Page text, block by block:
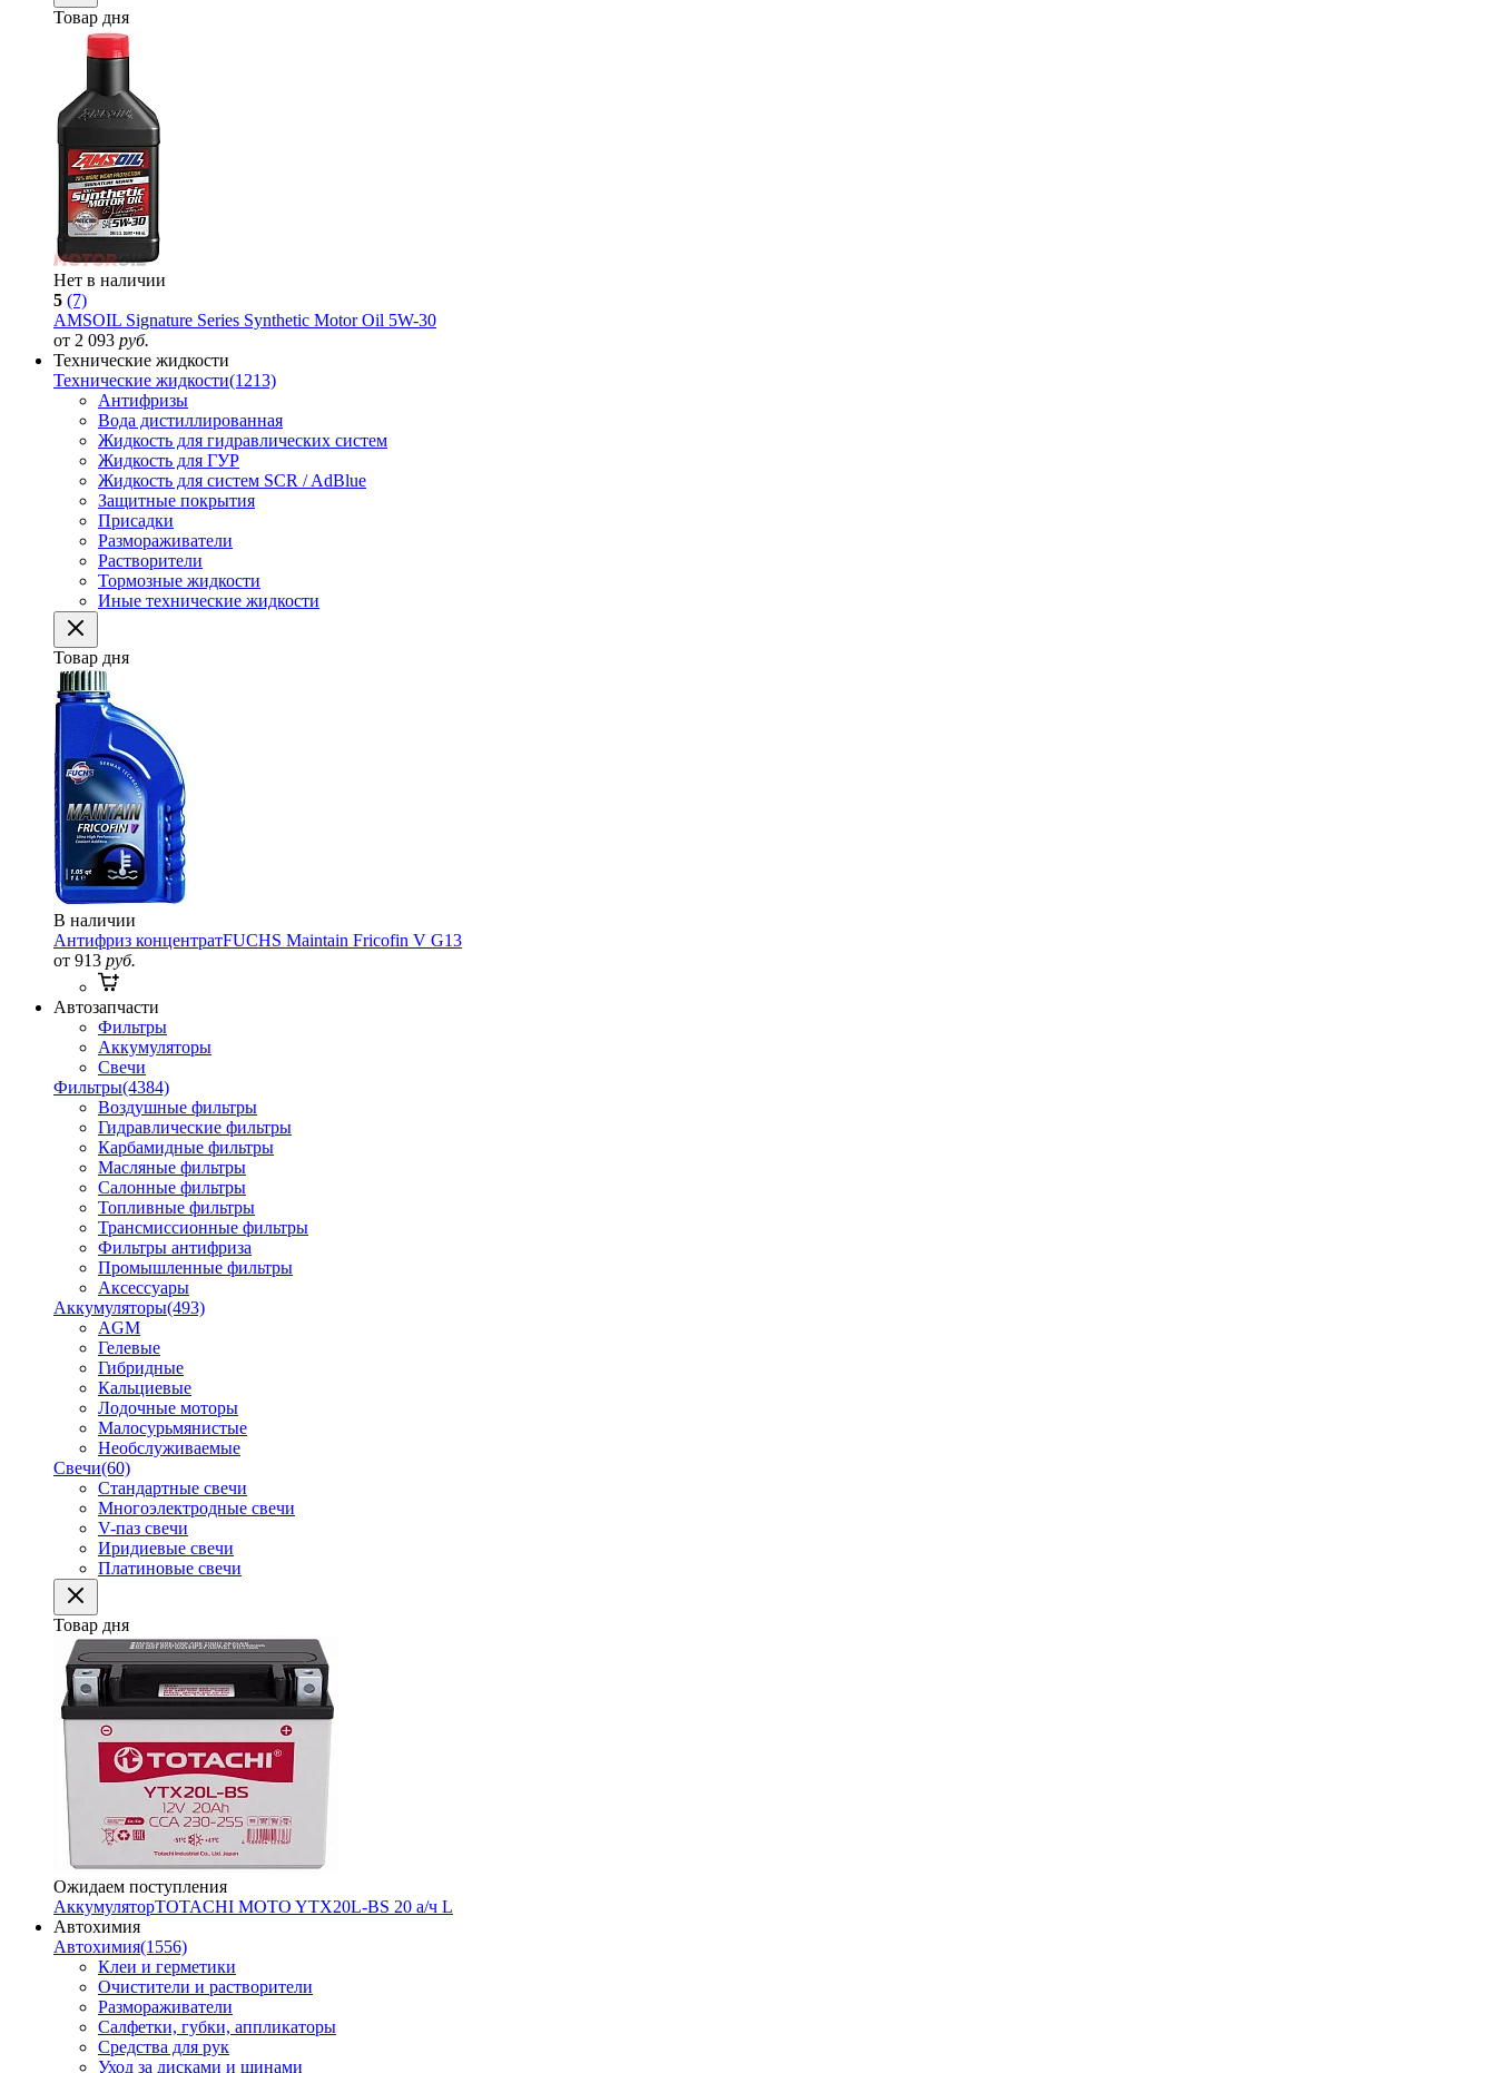
Товар дня
Нет в наличии
5 (7)
AMSOIL Signature Series Synthetic Motor Oil 5W-30
от 2 093 руб.
Технические жидкости
Технические жидкости(1213)
Антифризы
Вода дистиллированная
Жидкость для гидравлических систем
Жидкость для ГУР
Жидкость для систем SCR / AdBlue
Защитные покрытия
Присадки
Размораживатели
Растворители
Тормозные жидкости
Иные технические жидкости
Товар дня
В наличии
Антифриз концентратFUCHS Maintain Fricofin V G13
от 913 руб.
Автозапчасти
Фильтры
Аккумуляторы
Свечи
Фильтры(4384)
Воздушные фильтры
Гидравлические фильтры
Карбамидные фильтры
Масляные фильтры
Салонные фильтры
Топливные фильтры
Трансмиссионные фильтры
Фильтры антифриза
Промышленные фильтры
Аксессуары
Аккумуляторы(493)
AGM
Гелевые
Гибридные
Кальциевые
Лодочные моторы
Малосурьмянистые
Необслуживаемые
Свечи(60)
Стандартные свечи
Многоэлектродные свечи
V-паз свечи
Иридиевые свечи
Платиновые свечи
Товар дня
Ожидаем поступления
АккумуляторTOTACHI MOTO YTX20L-BS 20 а/ч L
Автохимия
Автохимия(1556)
Клеи и герметики
Очистители и растворители
Размораживатели
Салфетки, губки, аппликаторы
Средства для рук
Уход за дисками и шинами